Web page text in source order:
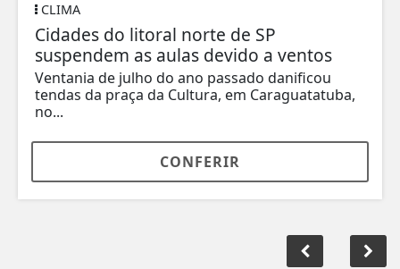
CLIMA
Cidades do litoral norte de SP
suspendem as aulas devido a ventos
Ventania de julho do ano passado danificou
tendas da praça da Cultura, em Caraguatatuba,
no...
CONFERIR